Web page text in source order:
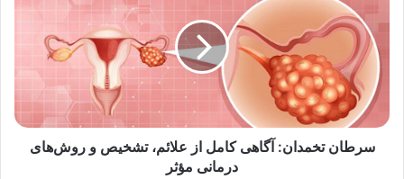
آگاهی
کامل
علائم،
تشخیص
روش‌های
درمانی
سرطان تخمدان: آگاهی کامل از علائم، تشخیص و روش‌های
درمانی مؤثر